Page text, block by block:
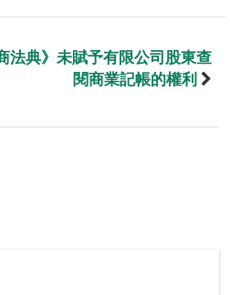
法典》未賦予有限公司股東查
閱商業記帳的權利